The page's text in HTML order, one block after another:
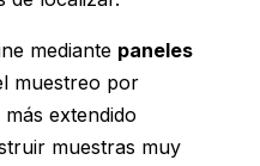
mediante paneles
muestreo por
extendido
muestras muy